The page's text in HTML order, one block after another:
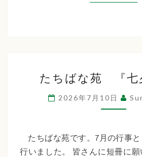
事
ち
ば
な
『七
夕
たちばな苑 『七
2026年7月10日
たちばな苑です。7月の行事
行いました。 皆さんに短冊に